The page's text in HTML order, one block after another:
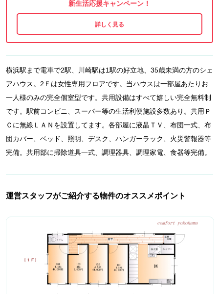
新生活応援キャンペーン！
横浜駅まで電車で2駅、川崎駅は1駅の好立地、35歳未満の方のシェ
アハウス。2Ｆは女性専用フロアです。当ハウスは一部屋あたりお
一人様のみの完全個室型です。共用設備はすべて嬉しい完全無料制
です。駅前コンビニ、スーパー等の生活利便施設多数あり。共用Ｐ
Ｃに無線ＬＡＮを設置してます。各部屋に液晶ＴＶ、布団一式、布
団カバー、ベッド、照明、デスク、ハンガーラック、火災警報器等
完備。共用部に掃除道具一式、調理器具、調理家電、食器等完備。
運営スタッフがご紹介する物件のオススメポイント